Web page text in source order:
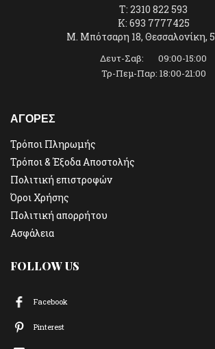
T: 2310 822 593
K: 693 7777425
Μ. Μπότσαρη 18, Θεσσαλονίκη,
Δευτ-Σαβ: 09:00-15:00
Τρ-Πεμ-Παρ: 18:00-21:00
ΑΓΟΡΕΣ
Τρόποι Πληρωμής
Τρόποι & Έξοδα Αποστολής
Πολιτική επιστροφών
Όροι Χρήσης
Πολιτική απορρήτου
Ασφάλεια
FOLLOW US
Facebook
Pinterest